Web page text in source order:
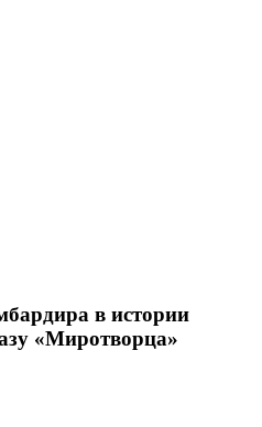
в истории
«Миротворца»